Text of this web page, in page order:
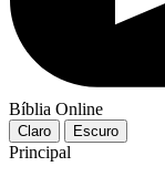
Bíblia Online
Claro Escuro
Principal